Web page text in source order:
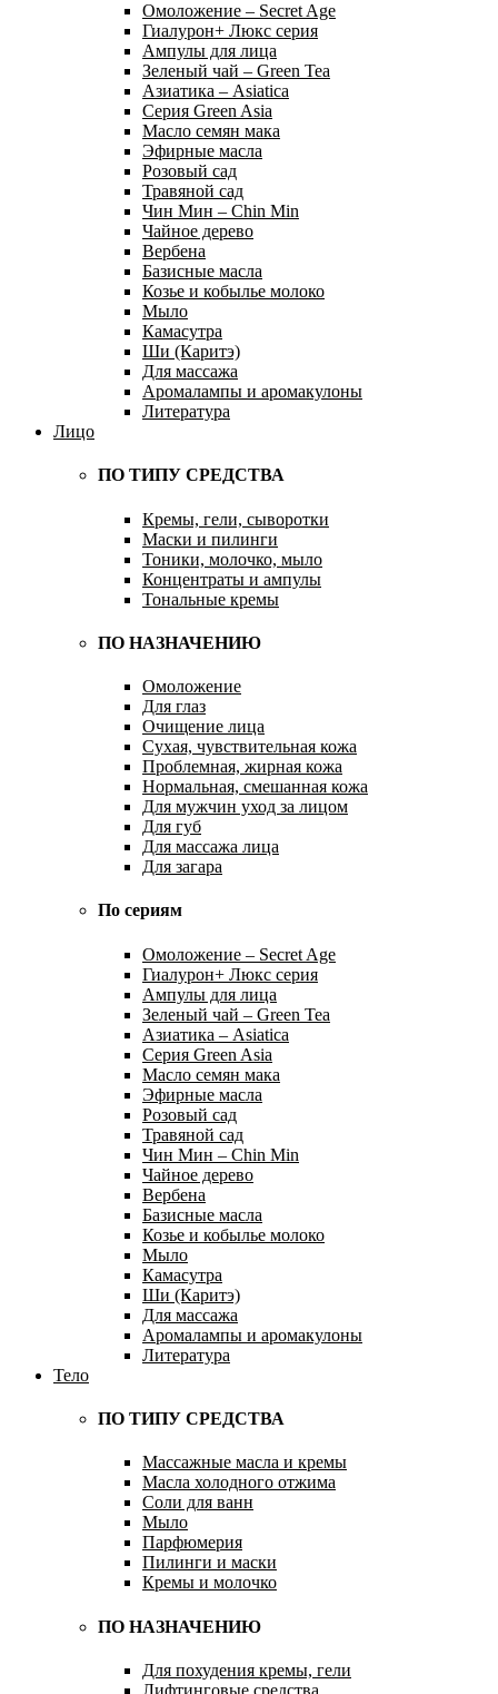
Омоложение – Secret Age
Гиалурон+ Люкс серия
Ампулы для лица
Зеленый чай – Green Tea
Азиатика – Asiatica
Серия Green Asia
Масло семян мака
Эфирные масла
Розовый сад
Травяной сад
Чин Мин – Chin Min
Чайное дерево
Вербена
Базисные масла
Козье и кобылье молоко
Мыло
Камасутра
Ши (Каритэ)
Для массажа
Аромалампы и аромакулоны
Литература
Лицо
ПО ТИПУ СРЕДСТВА
Кремы, гели, сыворотки
Маски и пилинги
Тоники, молочко, мыло
Концентраты и ампулы
Тональные кремы
ПО НАЗНАЧЕНИЮ
Омоложение
Для глаз
Очищение лица
Сухая, чувствительная кожа
Проблемная, жирная кожа
Нормальная, смешанная кожа
Для мужчин уход за лицом
Для губ
Для массажа лица
Для загара
По сериям
Омоложение – Secret Age
Гиалурон+ Люкс серия
Ампулы для лица
Зеленый чай – Green Tea
Азиатика – Asiatica
Серия Green Asia
Масло семян мака
Эфирные масла
Розовый сад
Травяной сад
Чин Мин – Chin Min
Чайное дерево
Вербена
Базисные масла
Козье и кобылье молоко
Мыло
Камасутра
Ши (Каритэ)
Для массажа
Аромалампы и аромакулоны
Литература
Тело
ПО ТИПУ СРЕДСТВА
Массажные масла и кремы
Масла холодного отжима
Соли для ванн
Мыло
Парфюмерия
Пилинги и маски
Кремы и молочко
ПО НАЗНАЧЕНИЮ
Для похудения кремы, гели
Лифтинговые средства